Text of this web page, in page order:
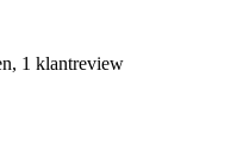
1 klantreview